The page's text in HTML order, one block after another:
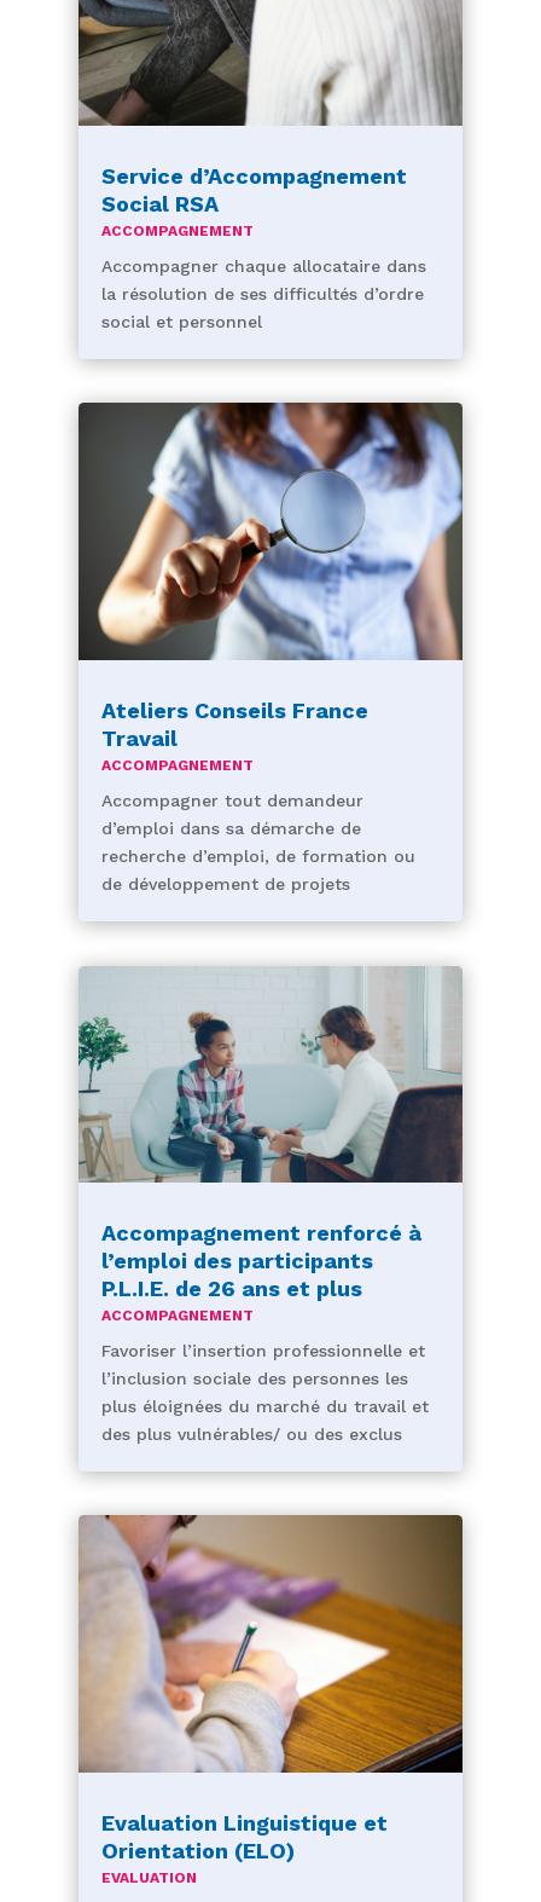
Service d’Accompagnement
Social RSA
ACCOMPAGNEMENT
Accompagner chaque allocataire dans
la résolution de ses difficultés d’ordre
social et personnel
Ateliers Conseils France
Travail
ACCOMPAGNEMENT
Accompagner tout demandeur
d’emploi dans sa démarche de
recherche d’emploi, de formation ou
de développement de projets
Accompagnement renforcé à
l’emploi des participants
P.L.I.E. de 26 ans et plus
ACCOMPAGNEMENT
Favoriser l’insertion professionnelle et
l’inclusion sociale des personnes les
plus éloignées du marché du travail et
des plus vulnérables/ ou des exclus
Evaluation Linguistique et
Orientation (ELO)
EVALUATION